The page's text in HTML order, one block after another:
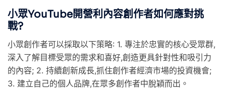
小眾YouTube開營利內容創作者如何應對挑
戰?
小眾創作者可以採取以下策略: 1. 專注於忠實的核心受眾群,
深入了解目標受眾的需求和喜好,創造更具針對性和吸引力
的內容; 2. 持續創新成長,抓住創作者經濟市場的投資機會;
3. 建立自己的個人品牌,在眾多創作者中脫穎而出。